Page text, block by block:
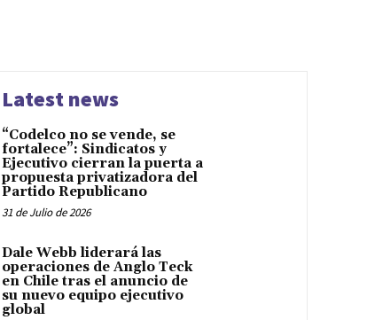
Latest news
“Codelco no se vende, se
fortalece”: Sindicatos y
Ejecutivo cierran la puerta a
propuesta privatizadora del
Partido Republicano
31 de Julio de 2026
Dale Webb liderará las
operaciones de Anglo Teck
en Chile tras el anuncio de
su nuevo equipo ejecutivo
global